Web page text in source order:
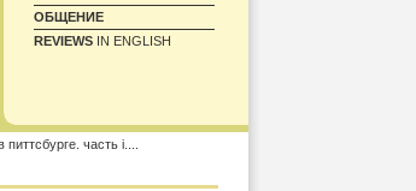
ОБЩЕНИЕ
REVIEWS IN ENGLISH
часть i....